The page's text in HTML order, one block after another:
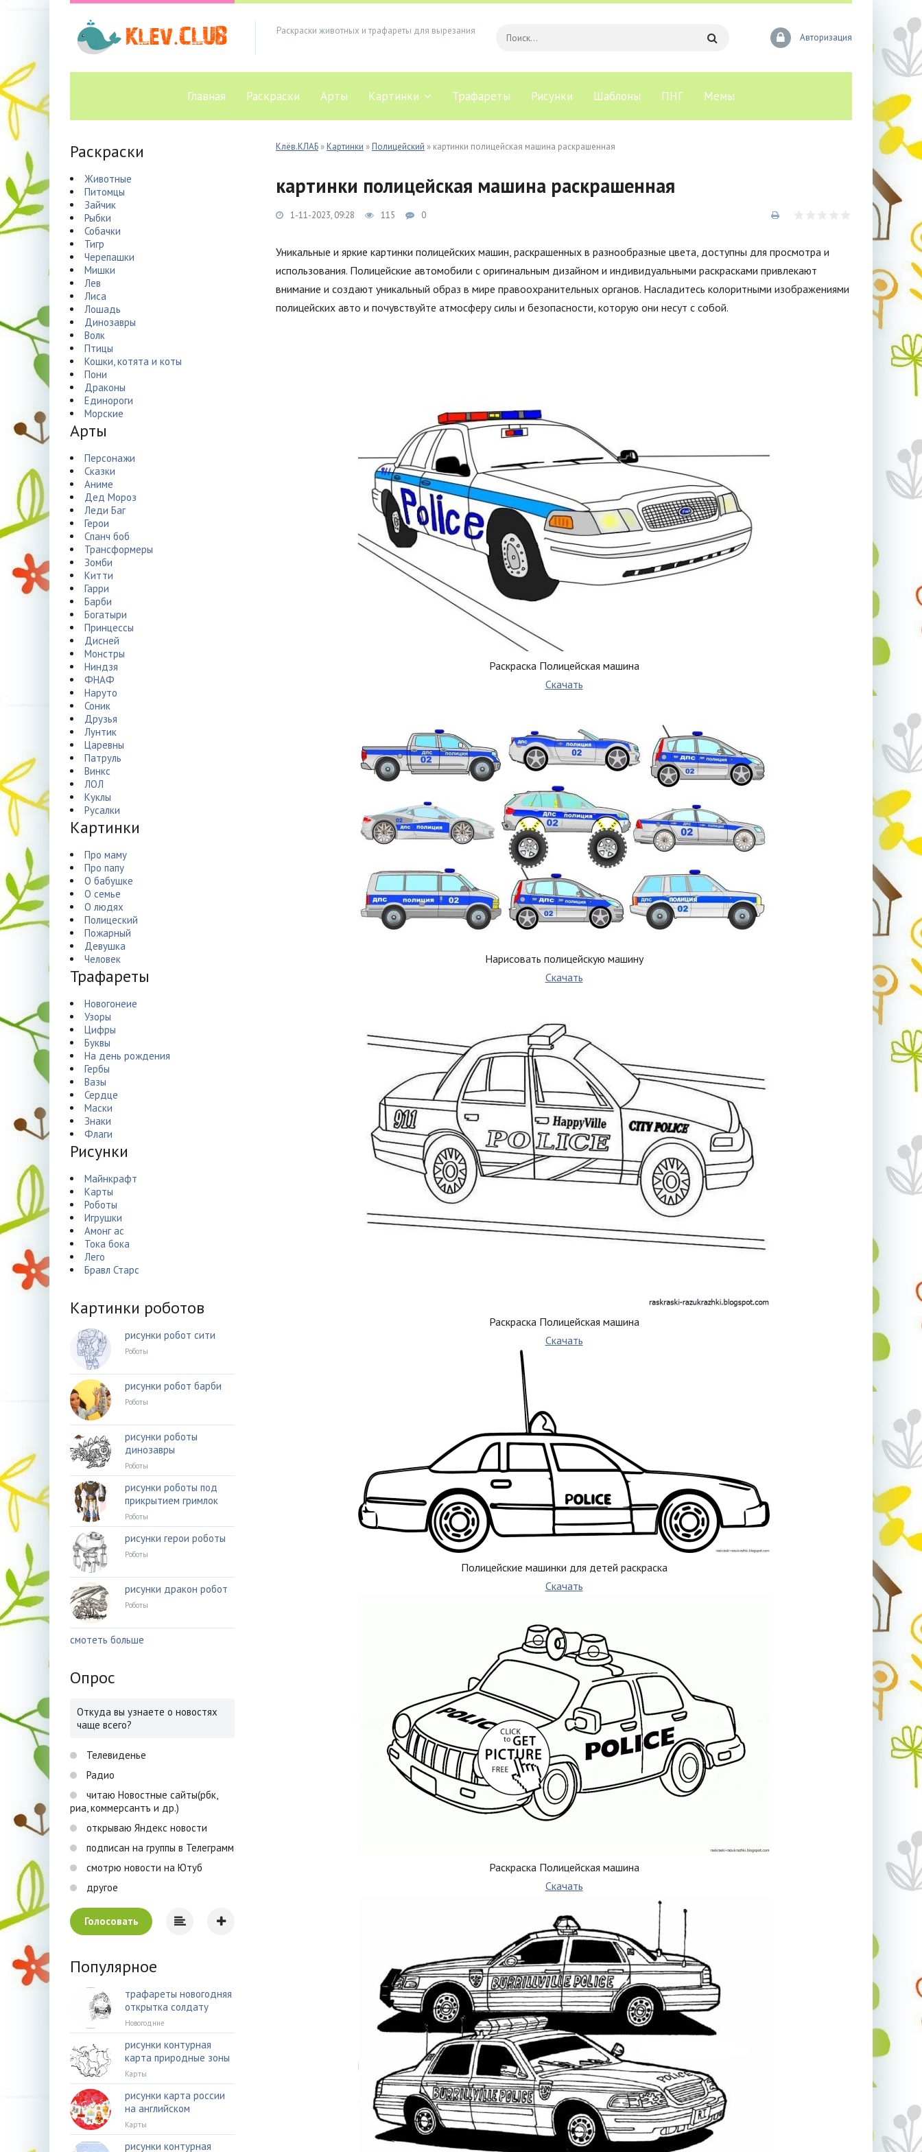
Раскраски животных и трафареты для вырезания
Авторизация
Главная Раскраски Арты Картинки Трафареты Рисунки Шаблоны ПНГ Мемы
Клёв.КЛАБ »Картинки »Полицейский » картинки полицейская машина раскрашенная
картинки полицейская машина раскрашенная
1-11-2023, 09:28 115 0
Уникальные и яркие картинки полицейских машин, раскрашенных в разнообразные цвета, доступны для просмотра и
использования. Полицейские автомобили с оригинальным дизайном и индивидуальными раскрасками привлекают
внимание и создают уникальный образ в мире правоохранительных органов. Насладитесь колоритными изображениями
полицейских авто и почувствуйте атмосферу силы и безопасности, которую они несут с собой.
Раскраска Полицейская машина
Скачать
Нарисовать полицейскую машину
Скачать
Раскраска Полицейская машина
Скачать
Полицейские машинки для детей раскраска
Скачать
Раскраска Полицейская машина
Скачать
Раскраски
Животные
Питомцы
Зайчик
Рыбки
Собачки
Тигр
Черепашки
Мишки
Лев
Лиса
Лошадь
Динозавры
Волк
Птицы
Кошки, котята и коты
Пони
Драконы
Единороги
Морские
Арты
Персонажи
Сказки
Аниме
Дед Мороз
Леди Баг
Герои
Спанч боб
Трансформеры
Зомби
Китти
Гарри
Барби
Богатыри
Принцессы
Дисней
Монстры
Ниндзя
ФНАФ
Наруто
Соник
Друзья
Лунтик
Царевны
Патруль
Винкс
ЛОЛ
Куклы
Русалки
Картинки
Про маму
Про папу
О бабушке
О семье
О людях
Полицеский
Пожарный
Девушка
Человек
Трафареты
Новогонеие
Узоры
Цифры
Буквы
На день рождения
Гербы
Вазы
Сердце
Маски
Знаки
Флаги
Рисунки
Майнкрафт
Карты
Роботы
Игрушки
Амонг ас
Тока бока
Лего
Бравл Старс
Картинки роботов
рисунки робот сити
Роботы
рисунки робот барби
Роботы
рисунки роботы
динозавры
Роботы
рисунки роботы под
прикрытием гримлок
Роботы
рисунки герои роботы
Роботы
рисунки дракон робот
Роботы
смотеть больше
Опрос
Откуда вы узнаете о новостях
чаще всего?
Телевиденье
Радио
читаю Новостные сайты(рбк,
риа, коммерсантъ и др.)
открываю Яндекс новости
подписан на группы в Телеграмм
смотрю новости на Ютуб
другое
Голосовать
Популярное
трафареты новогодняя
открытка солдату
Новогодние
рисунки контурная
карта природные зоны
Карты
рисунки карта россии
на английском
Карты
рисунки контурная